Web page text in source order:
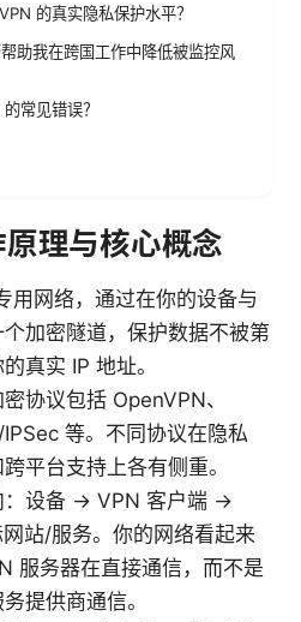
的真实隐私保护水平？
助我在跨国工作中降低被监控风
常见错误？
理与核心概念
用网络，通过在你的设备与
加密隧道，保护数据不被第
真实 IP 地址。
协议包括 OpenVPN、
等。不同协议在隐私
平台支持上各有侧重。
：设备 → VPN 客户端 →
站/服务。你的网络看起来
服务器在直接通信，而不是
提供商通信。